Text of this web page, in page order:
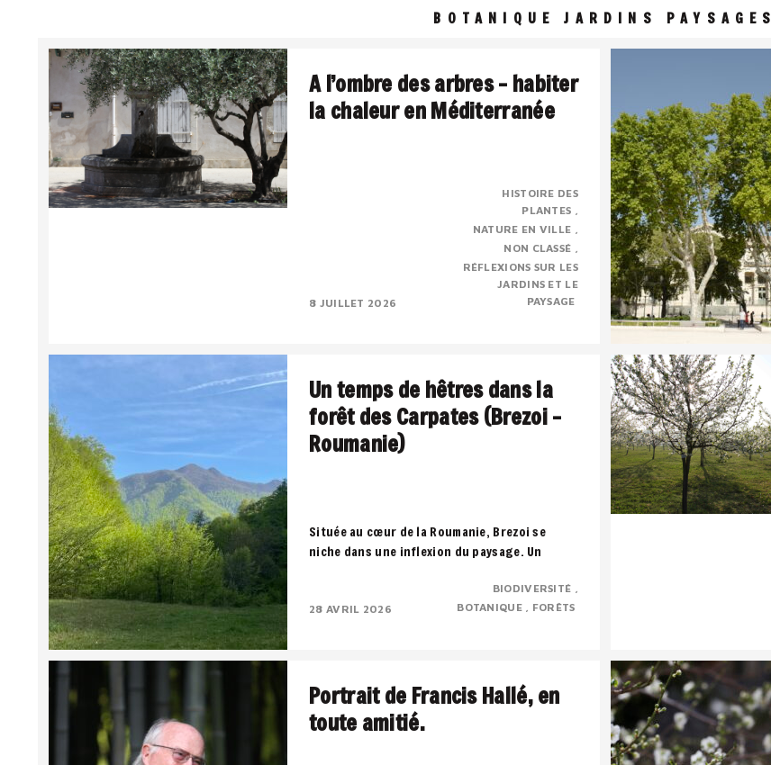
BOTANIQUE JARDINS PAYSAGES
A l’ombre des arbres – habiter
la chaleur en Méditerranée
La Méditerranée, une civilisation de l’ombre
Le sud intériorisé, presque mystique dont la
lumière a quelque chose à voir avec le sacré.
8 JUILLET 2026
HISTOIRE DES
PLANTES
NATURE EN VILLE
NON CLASSÉ
RÉFLEXIONS SUR LES
JARDINS ET LE
PAYSAGE
Un temps de hêtres dans la
forêt des Carpates (Brezoi –
Roumanie)
Située au cœur de la Roumanie, Brezoi se
niche dans une inflexion du paysage. Un
28 AVRIL 2026
BIODIVERSITÉ
BOTANIQUE
FORÊTS
Portrait de Francis Hallé, en
toute amitié.